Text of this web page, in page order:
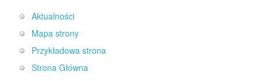
Aktualności
Mapa strony
Przykładowa strona
Strona Główna